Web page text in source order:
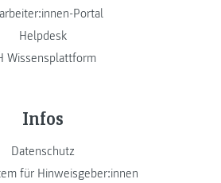
Portal
Helpdesk
Wissensplattform
Infos
Datenschutz
für Hinweisgeber:innen